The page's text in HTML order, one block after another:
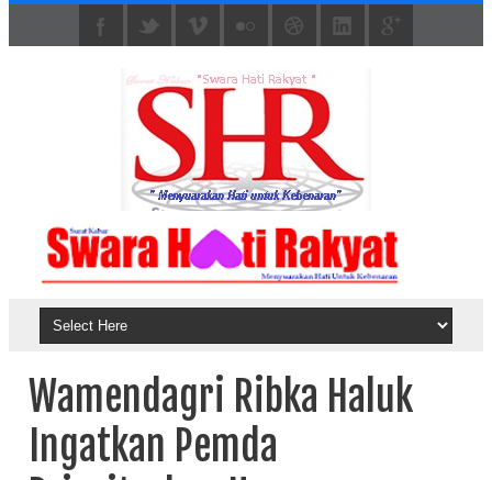
Wamendagri Ribka Haluk
Ingatkan Pemda